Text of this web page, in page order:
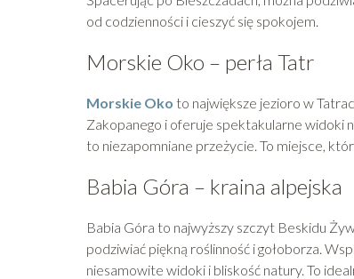
od codzienności i cieszyć się spokojem.
Morskie Oko – perła Tatr
Morskie Oko to największe jezioro w
Zakopanego i oferuje spektakularne widoki
to niezapomniane przeżycie. To miejsce,
Babia Góra – kraina alpejska
Babia Góra to najwyższy szczyt Beskidu
podziwiać piękną roślinność i gołoborza.
niesamowite widoki i bliskość natury. To